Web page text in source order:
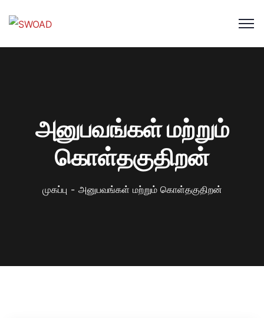
அனுபவங்கள் மற்றும்
கொள்தகுதிறன்
முகப்பு அனுபவங்கள் மற்றும் கொள்தகுதிறன்